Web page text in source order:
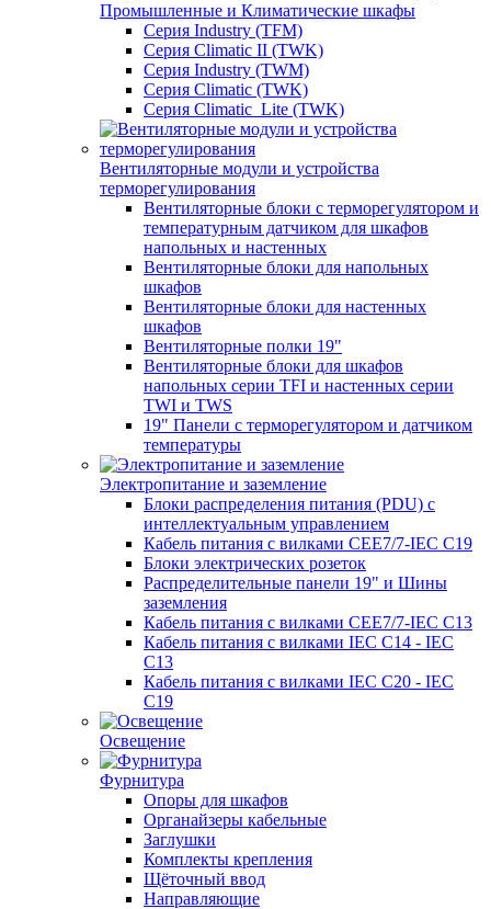
Промышленные и Климатические шкафы
Серия Industry (TFM)
Серия Climatic II (TWK)
Серия Industry (TWM)
Серия Climatic (TWK)
Серия Climatic_Lite (TWK)
Вентиляторные модули и устройства
терморегулирования
Вентиляторные блоки с терморегулятором и
температурным датчиком для шкафов
напольных и настенных
Вентиляторные блоки для напольных
шкафов
Вентиляторные блоки для настенных
шкафов
Вентиляторные полки 19"
Вентиляторные блоки для шкафов
напольных серии TFI и настенных серии
TWI и TWS
19" Панели с терморегулятором и датчиком
температуры
Электропитание и заземление
Блоки распределения питания (PDU) с
интеллектуальным управлением
Кабель питания с вилками CEE7/7-IEC C19
Блоки электрических розеток
Распределительные панели 19" и Шины
заземления
Кабель питания с вилками CEE7/7-IEC C13
Кабель питания с вилками IEC C14 - IEC
C13
Кабель питания с вилками IEC C20 - IEC
C19
Освещение
Фурнитура
Опоры для шкафов
Органайзеры кабельные
Заглушки
Комплекты крепления
Щёточный ввод
Направляющие